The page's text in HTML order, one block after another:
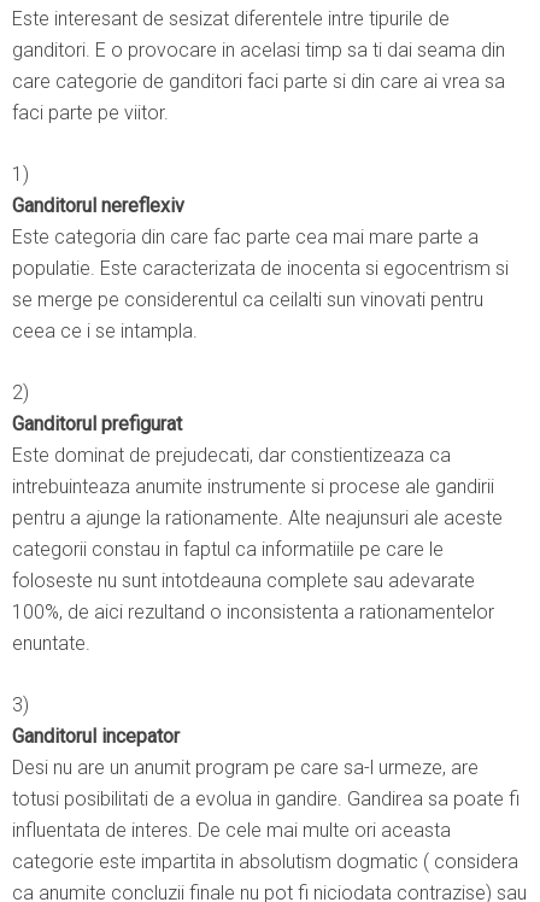
Este interesant de sesizat diferentele intre tipurile de
ganditori. E o provocare in acelasi timp sa ti dai seama din
care categorie de ganditori faci parte si din care ai vrea sa
faci parte pe viitor.
1)
Ganditorul nereflexiv
Este categoria din care fac parte cea mai mare parte a
populatie. Este caracterizata de inocenta si egocentrism si
se merge pe considerentul ca ceilalti sun vinovati pentru
ceea ce i se intampla.
2)
Ganditorul prefigurat
Este dominat de prejudecati, dar constientizeaza ca
intrebuinteaza anumite instrumente si procese ale gandirii
pentru a ajunge la rationamente. Alte neajunsuri ale aceste
categorii constau in faptul ca informatiile pe care le
foloseste nu sunt intotdeauna complete sau adevarate
100%, de aici rezultand o inconsistenta a rationamentelor
enuntate.
3)
Ganditorul incepator
Desi nu are un anumit program pe care sa-l urmeze, are
totusi posibilitati de a evolua in gandire. Gandirea sa poate fi
influentata de interes. De cele mai multe ori aceasta
categorie este impartita in absolutism dogmatic ( considera
ca anumite concluzii finale nu pot fi niciodata contrazise) sau